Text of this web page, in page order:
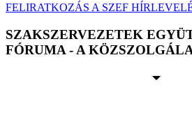
FELIRATKOZÁS A SZEF
SZAKSZERVEZETEK
FÓRUMA - A